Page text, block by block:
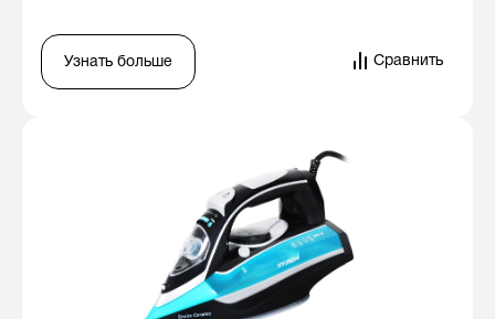
Узнать больше Сравнить